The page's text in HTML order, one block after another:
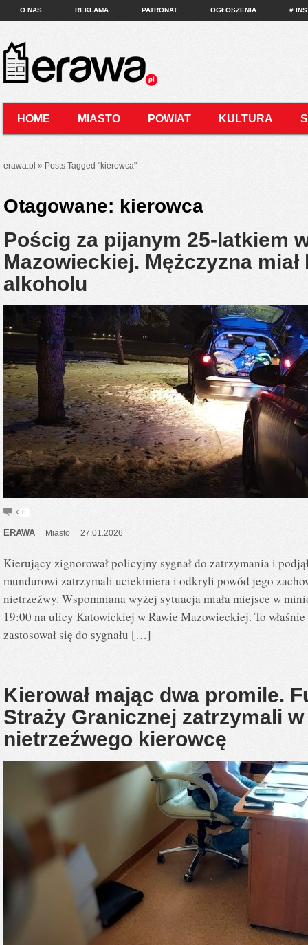
O NAS REKLAMA PATRONAT OGŁOSZENIA #
HOME MIASTO POWIAT KULTURA
erawa.pl » Posts Tagged "kierowca"
Otagowane: kierowca
Pościg za pijanym 25-latkiem
Mazowieckiej. Mężczyzna
alkoholu
0
ERAWA Miasto 27.01.2026
Kierujący zignorował policyjny sygnał do zatrzymania i
mundurowi zatrzymali uciekiniera i odkryli powód jego
nietrzeźwy. Wspomniana wyżej sytuacja miała miejsce w
19:00 na ulicy Katowickiej w Rawie Mazowieckiej. To
zastosował się do sygnału […]
Kierował mając dwa promile.
Straży Granicznej zatrzymali
nietrzeźwego kierowcę